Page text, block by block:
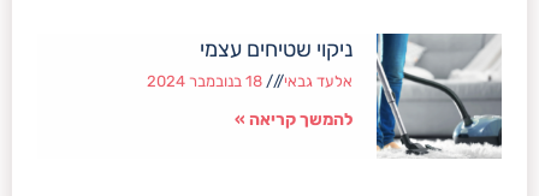
ניקוי שטיחים עצמי
אלעד גבאי 18 בנובמבר 2024
להמשך קריאה »